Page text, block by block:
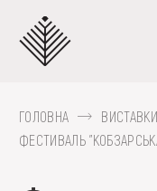
основного
вмісту
ПРО МУЗЕЙ
ГОЛОВНА
ФЕСТИВАЛЬ